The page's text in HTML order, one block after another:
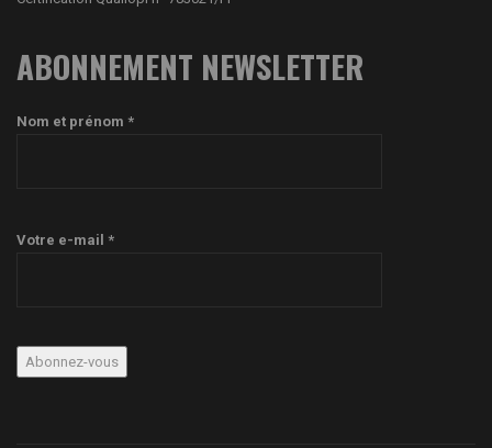
ABONNEMENT NEWSLETTER
Nom et prénom *
Votre e-mail *